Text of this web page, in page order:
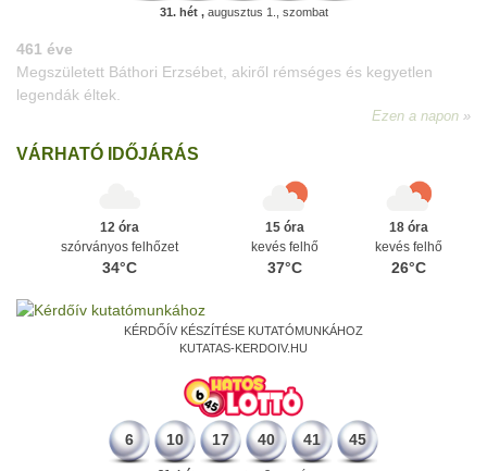
31. hét ,augusztus 1., szombat
VÁRHATÓ IDŐJÁRÁS
12 óra
szórványos felhőzet
34°C
15 óra
kevés felhő
37°C
18 óra
kevés felhő
26°C
KÉRDŐÍV KÉSZÍTÉSE KUTATÓMUNKÁHOZ
KUTATAS-KERDOIV.HU
6 10 17 40 41 45